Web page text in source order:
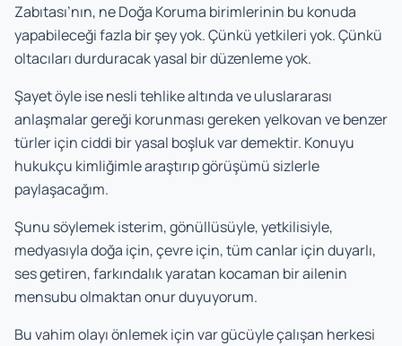
Zabıtası’nın, ne Doğa Koruma birimlerinin bu konuda
yapabileceği fazla bir şey yok. Çünkü yetkileri yok. Çünkü
oltacıları durduracak yasal bir düzenleme yok.
Şayet öyle ise nesli tehlike altında ve uluslararası
anlaşmalar gereği korunması gereken yelkovan ve benzer
türler için ciddi bir yasal boşluk var demektir. Konuyu
hukukçu kimliğimle araştırıp görüşümü sizlerle
paylaşacağım.
Şunu söylemek isterim, gönüllüsüyle, yetkilisiyle,
medyasıyla doğa için, çevre için, tüm canlar için duyarlı,
ses getiren, farkındalık yaratan kocaman bir ailenin
mensubu olmaktan onur duyuyorum.
Bu vahim olayı önlemek için var gücüyle çalışan herkesi